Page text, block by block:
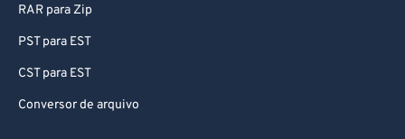
RAR para Zip
PST para EST
CST para EST
Conversor de arquivo